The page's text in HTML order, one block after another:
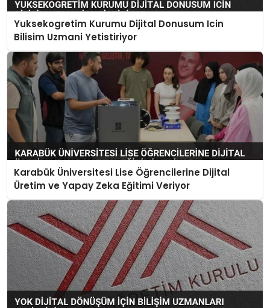
Yuksekogretim Kurumu Dijital Donusum Icin
Bilisim Uzmani Yetistiriyor
Karabük Üniversitesi Lise Öğrencilerine Dijital
Üretim ve Yapay Zeka Eğitimi Veriyor